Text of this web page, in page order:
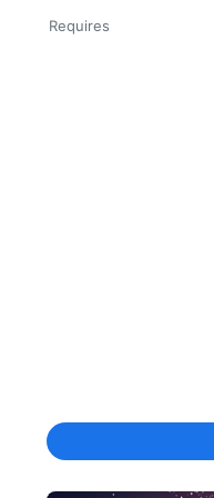
Requires